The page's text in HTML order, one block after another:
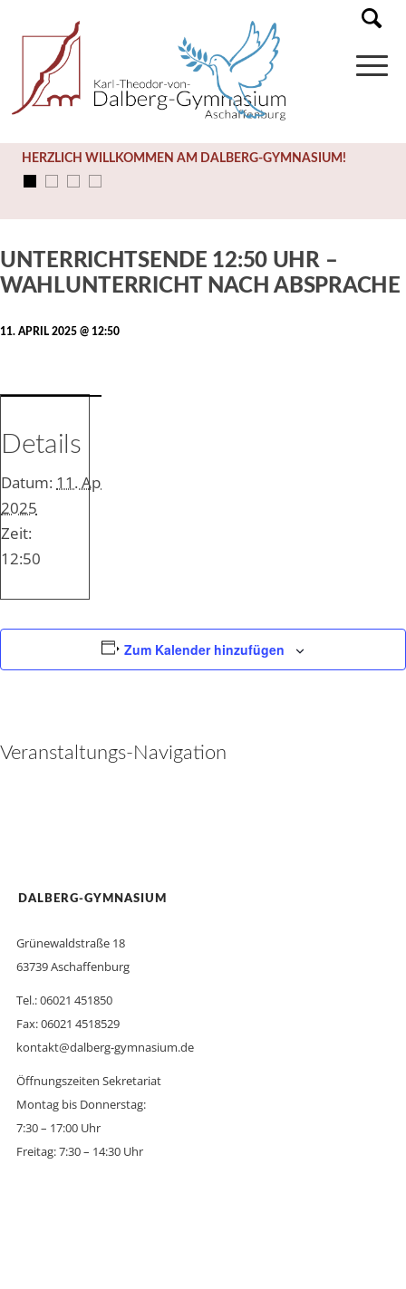
HERZLICH WILLKOMMEN AM DALBERG-GYMNASIUM!
Diese Veranstaltung hat bereits stattgefunden.
UNTERRICHTSENDE 12:50 UHR –
WAHLUNTERRICHT NACH ABSPRACHE
11. APRIL 2025 @ 12:50
Details
Datum: 11. April
2025
Zeit:
12:50
Zum Kalender hinzufügen
Veranstaltungs-Navigation
DALBERG-GYMNASIUM
Grünewaldstraße 18
63739 Aschaffenburg
Tel.: 06021 451850
Fax: 06021 4518529
kontakt@dalberg-gymnasium.de
Öffnungszeiten Sekretariat
Montag bis Donnerstag:
7:30 – 17:00 Uhr
Freitag: 7:30 – 14:30 Uhr